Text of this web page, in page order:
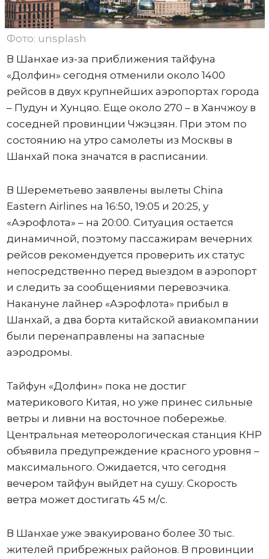
Фото: unsplash
В Шанхае из-за приближения тайфуна
«Долфин» сегодня отменили около 1400
рейсов в двух крупнейших аэропортах города
– Пудун и Хунцяо. Еще около 270 – в Ханчжоу в
соседней провинции Чжэцзян. При этом по
состоянию на утро самолеты из Москвы в
Шанхай пока значатся в расписании.
В Шереметьево заявлены вылеты China
Eastern Airlines на 16:50, 19:05 и 20:25, у
«Аэрофлота» – на 20:00. Ситуация остается
динамичной, поэтому пассажирам вечерних
рейсов рекомендуется проверить их статус
непосредственно перед выездом в аэропорт
и следить за сообщениями перевозчика.
Накануне лайнер «Аэрофлота» прибыл в
Шанхай, а два борта китайской авиакомпании
были перенаправлены на запасные
аэродромы.
Тайфун «Долфин» пока не достиг
материкового Китая, но уже принес сильные
ветры и ливни на восточное побережье.
Центральная метеорологическая станция КНР
объявила предупреждение красного уровня –
максимального. Ожидается, что сегодня
вечером тайфун выйдет на сушу. Скорость
ветра может достигать 45 м/с.
В Шанхае уже эвакуировано более 30 тыс.
жителей прибрежных районов. В провинции